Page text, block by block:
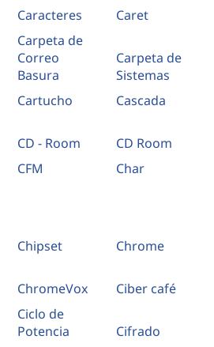
Caracteres
Caret
Carpeta de
Correo
Basura
Carpeta de
Sistemas
Cartucho
Cascada
CD - Room CD Room
CFM
Char
Chipset Chrome
ChromeVox Ciber café
Ciclo de
Potencia
Cifrado